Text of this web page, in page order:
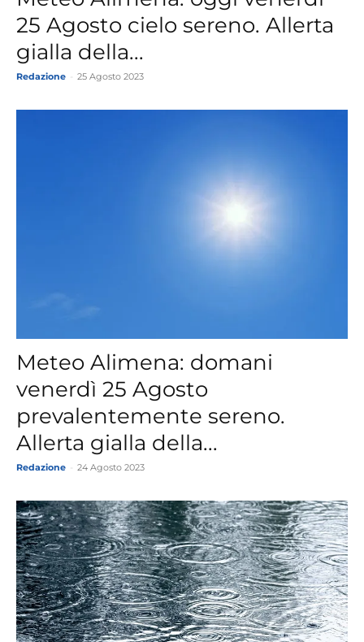
25 Agosto cielo sereno. Allerta
gialla della...
Redazione 25 Agosto 2023
Meteo Alimena: domani
venerdì 25 Agosto
prevalentemente sereno.
Allerta gialla della...
Redazione 24 Agosto 2023